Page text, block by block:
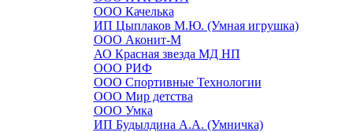
ООО Качелька
ИП Цыплаков М.Ю. (Умная игрушка)
ООО Аконит-М
АО Красная звезда МД НП
ООО РИФ
ООО Спортивные Технологии
ООО Мир детства
ООО Умка
ИП Будылдина А.А. (Умничка)